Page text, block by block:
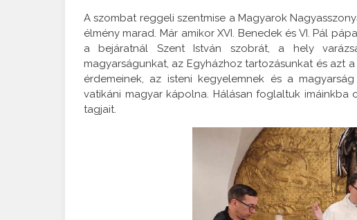
A szombat reggeli szentmise a Magyarok
élmény marad. Már amikor XVI. Benedek és VI. Pál
a bejáratnál Szent István szobrát, a hely
magyarságunkat, az Egyházhoz tartozásunkat és azt
érdemeinek, az isteni kegyelemnek és a
vatikáni magyar kápolna. Hálásan foglaltuk imáinkba
tagjait.